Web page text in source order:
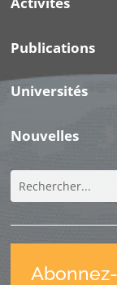
Publications
Universités
Nouvelles